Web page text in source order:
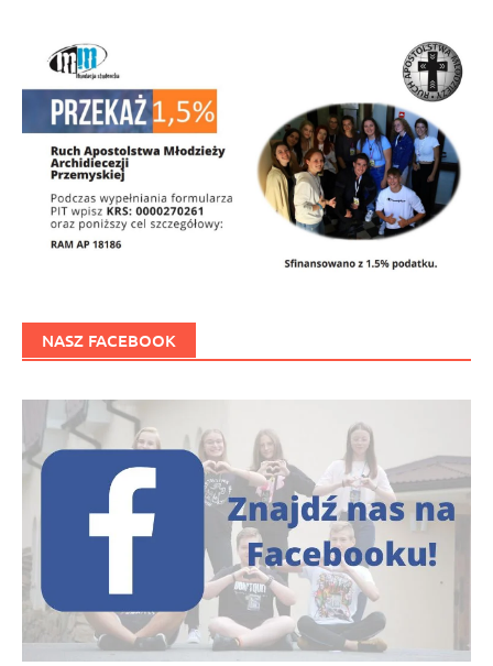
NASZ FACEBOOK